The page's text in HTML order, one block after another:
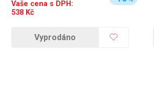
Vaše cena s DPH:
538Kč
Vyprodáno